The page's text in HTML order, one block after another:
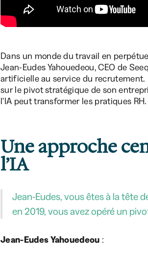
Dans un monde du travail en
Jean-Eudes Yahouedeou, CEO de
artificielle au service du recrutement.
sur le pivot stratégique de son
l'IA peut transformer les pratiques RH.
Une approche
l’IA
Jean-Eudes, vous êtes à la tête
en 2019, vous avez opéré un
Jean-Eudes Yahouedeou :